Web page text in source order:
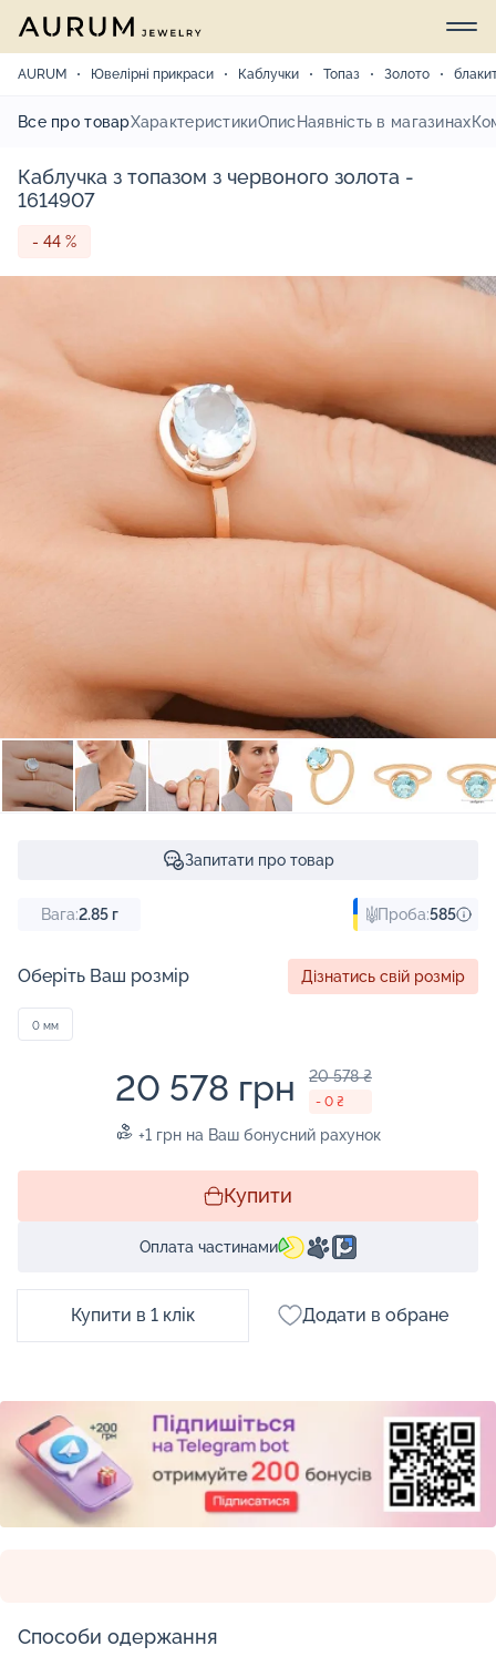
AURUM Ювелірні прикраси Каблучки Топаз Золото
Все про товарХарактеристикиОпис Наявність в магазинах
Каблучка з топазом з червоного золота -
1614907
- 44 %
Запитати про товар
Вага:2.85г Проба:585
Оберіть Ваш розмір Дізнатись свій розмір
0 мм
20 578 грн 20 578 ₴
- 0 ₴
+1 грн на Ваш бонусний рахунок
Купити
Оплата частинами
Купити в 1 клік Додати в обране
Способи одержання